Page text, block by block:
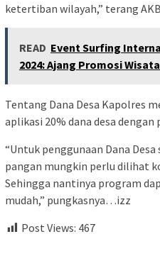
ketertiban wilayah,” terang
READ Event Surfing
2024: Ajang Promosi
Tentang Dana Desa Kapolres
aplikasi 20% dana desa dengan
“Untuk penggunaan Dana
pangan mungkin perlu dilihat
Sehingga nantinya program
mudah,” pungkasnya…izz
Post Views: 467